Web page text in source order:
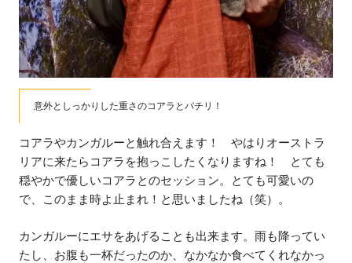
意外としっかりした重さのコアラとパチリ！
コアラやカンガルーと触れ合えます！ やはりオーストラ
リアに来たらコアラを抱っこしたくなりますね！ とても
穏やかで優しいコアラとのセッション。とても可愛いの
で、このまま時よ止まれ！と思いましたね（笑）。
カンガルーにエサをあげることも出来ます。雨も降ってい
たし、お腹も一杯だったのか、なかなか食べてくれなかっ